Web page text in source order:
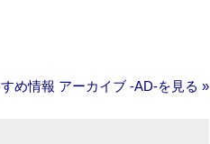
め情報 アーカイブ ‐AD‐を見る »